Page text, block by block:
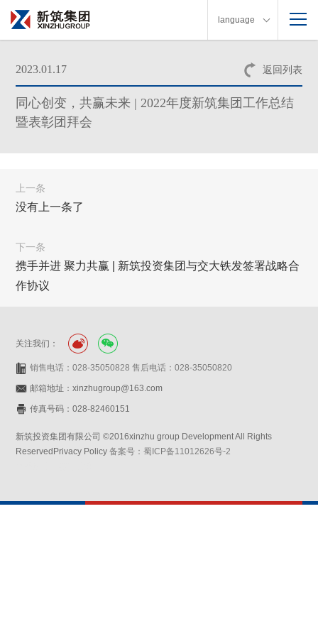
language
返回列表
2023.01.17
同心创变，共赢未来 | 2022年度新筑集团工作总结
暨表彰团拜会
上一条
没有上一条了
下一条
携手并进 聚力共赢 | 新筑投资集团与交大铁发签署战略合
作协议
关注我们：
销售电话：028-35050828 售后电话：028-35050820
邮箱地址：xinzhugroup@163.com
传真号码：028-82460151
新筑投资集团有限公司 ©2016xinzhu group Development All Rights
ReservedPrivacy Policy备案号：蜀ICP备11012626号-2